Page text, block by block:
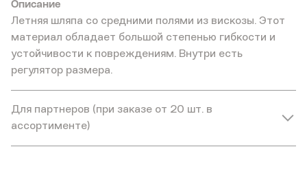
Описание
Летняя шляпа со средними полями из вискозы. Этот
материал обладает большой степенью гибкости и
устойчивости к повреждениям. Внутри есть
регулятор размера.
Для партнеров (при заказе от 20 шт. в
ассортименте)